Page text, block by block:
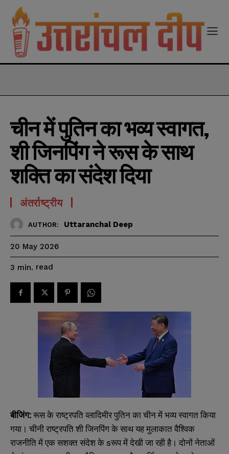
चीन में पुतिन का भव्य स्वागत,
शी जिनपिंग ने रूस के साथ
शक्ति का संदेश दिया
अंतर्राष्ट्रीय
AUTHOR: Uttaranchal Deep
20 May 2026
3 min. read
बीजिंग:रूस के राष्ट्रपति व्लादिमीर पुतिन का चीन में भव्य स्वागत किया
गया। चीनी राष्ट्रपति शी जिनपिंग के साथ यह मुलाकात वैश्विक
राजनीति में एक सशक्त संदेश के sरूप में देखी जा रही है। दोनों नेताओं